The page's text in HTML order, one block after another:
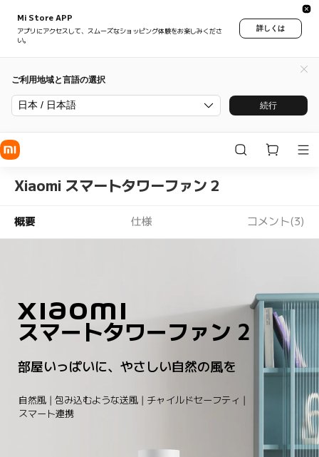
Mi Store APP
アプリにアクセスして、スムーズなショッピング体験をお楽しみくださ
い。
詳しくは
ご利用地域と言語の選択
日本 / 日本語 続行
Xiaomi スマートタワーファン 2
概要 仕様 コメント(3)
Xiaomi
スマートタワーファン 2
部屋いっぱいに、やさしい自然の風を
自然風 | 包み込むような送風 | チャイルドセーフティ |
スマート連携